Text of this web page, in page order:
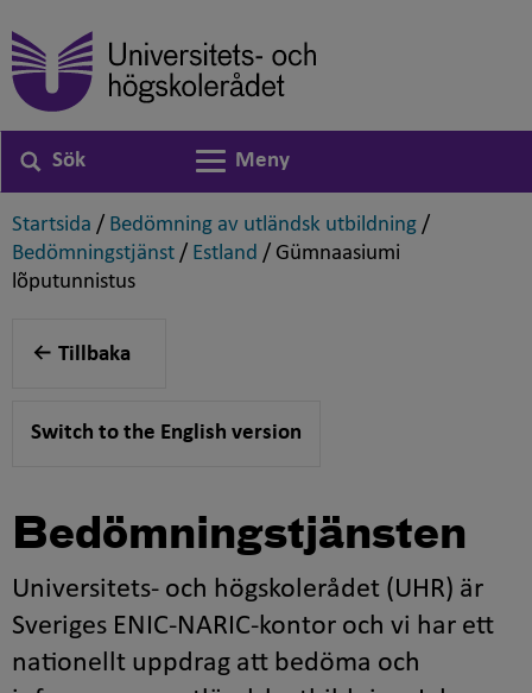
Sök
Växla navigering
Meny
Startsida ,
/ Bedömning av utländsk utbildning ,
/
Bedömningstjänst ,
/ Estland ,
/ Gümnaasiumi
lõputunnistus,
Tillbaka
Switch to the English version
Bedömningstjänsten
Universitets- och högskolerådet (UHR) är
Sveriges ENIC-NARIC-kontor och vi har ett
nationellt uppdrag att bedöma och